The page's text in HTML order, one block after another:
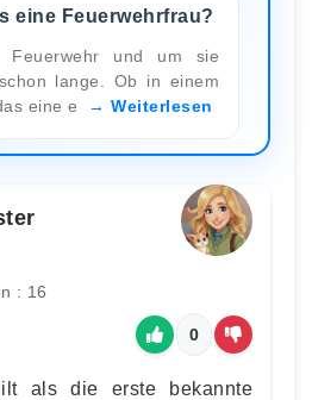
eine Feuerwehrfrau?
und um sie
lange. Ob in einem
eine e
Weiterlesen
: 16
0
als die erste bekannte